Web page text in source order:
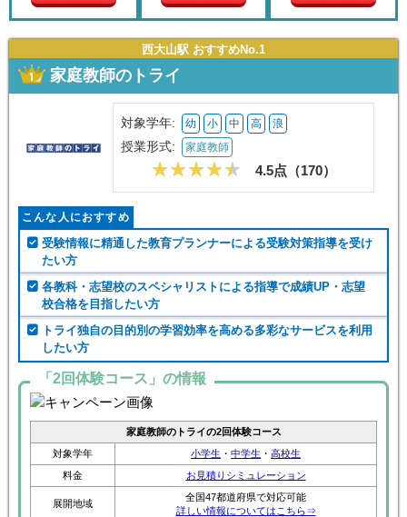
授業形
式
この条件で絞り込む
西大山駅 おすすめNo.1
家庭教師のトライ
対象学年: 幼 小 中 高 浪
授業形式: 家庭教師
4.5点（170）
こんな人におすすめ
受験情報に精通した教育プランナーによる受験対策指導を受け
たい方
各教科・志望校のスペシャリストによる指導で成績UP・志望
校合格を目指したい方
トライ独自の目的別の学習効率を高める多彩なサービスを利用
したい方
「2回体験コース」の情報
家庭教師のトライの2回体験コース
対象学年
小学生 ・ 中学生 ・ 高校生
料金
お見積りシミュレーション
展開地域
全国47都道府県で対応可能
詳しい情報についてはこちら⇒